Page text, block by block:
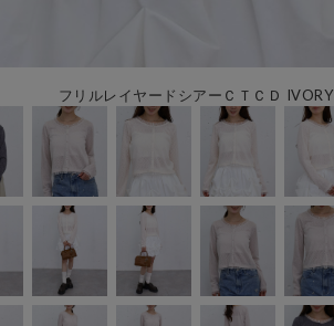
フリルレイヤードシアーＣＴＣＤ IVORY